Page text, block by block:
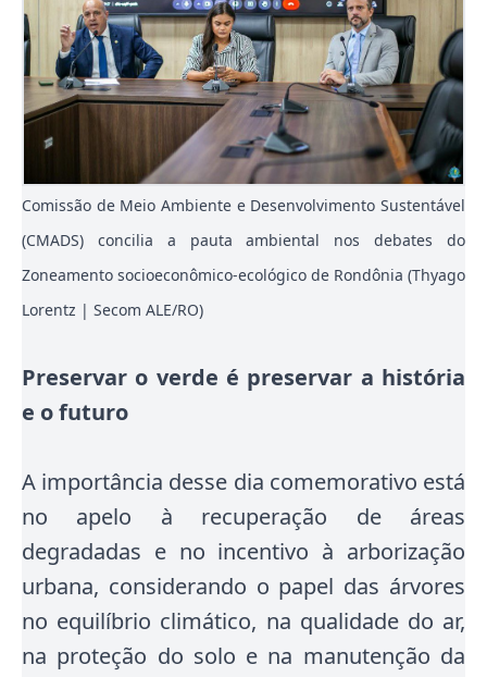
Comissão de Meio Ambiente e Desenvolvimento Sustentável
(CMADS) concilia a pauta ambiental nos debates do
Zoneamento socioeconômico-ecológico de Rondônia (Thyago
Lorentz | Secom ALE/RO)
Preservar o verde é preservar a história
e o futuro
A importância desse dia comemorativo está
no apelo à recuperação de áreas
degradadas e no incentivo à arborização
urbana, considerando o papel das árvores
no equilíbrio climático, na qualidade do ar,
na proteção do solo e na manutenção da